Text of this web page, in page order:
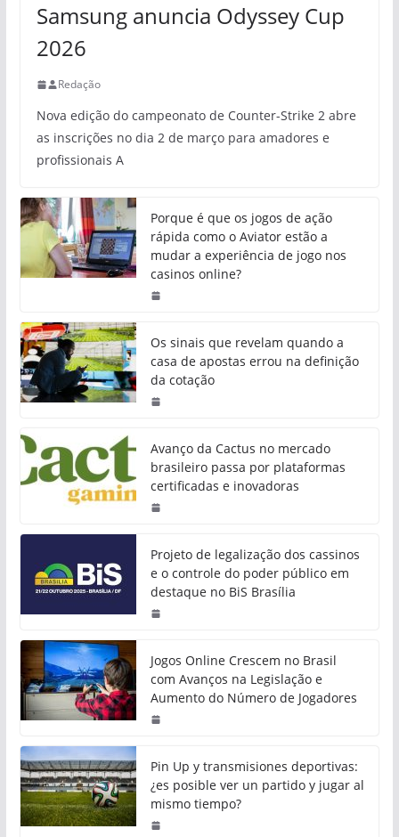
Samsung anuncia Odyssey Cup
2026
Redação
Nova edição do campeonato de Counter-Strike 2 abre
as inscrições no dia 2 de março para amadores e
profissionais A
Porque é que os jogos de ação
rápida como o Aviator estão a
mudar a experiência de jogo nos
casinos online?
Os sinais que revelam quando a
casa de apostas errou na definição
da cotação
Avanço da Cactus no mercado
brasileiro passa por plataformas
certificadas e inovadoras
Projeto de legalização dos cassinos
e o controle do poder público em
destaque no BiS Brasília
Jogos Online Crescem no Brasil
com Avanços na Legislação e
Aumento do Número de Jogadores
Pin Up y transmisiones deportivas:
¿es posible ver un partido y jugar al
mismo tiempo?